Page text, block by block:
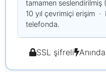
tamamen seslendirilmiş
10 yıl çevrimiçi erişim ·
telefonda.
SSL şifreli